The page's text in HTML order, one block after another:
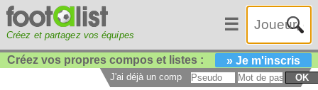
Créez et partagez vos équipes
☰
Créez vos propres compos et listes : » Je m'inscris
J'ai déjà un compte : OK